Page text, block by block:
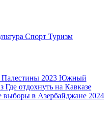
Спорт Туризм
2023 Южный
Где отдохнуть на Кавказе
выборы в Азербайджане 2024